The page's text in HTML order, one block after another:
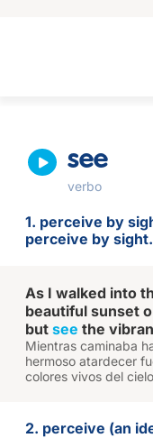
see
verbo
1. perceive by
perceive by sight.
As I walked into
beautiful sunset
but see the
Mientras caminaba
hermoso atardecer
colores vivos del
2. perceive (an